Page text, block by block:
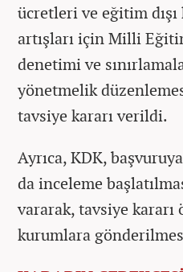
ücretleri ve eğitim
artışları için Milli
denetimi ve
yönetmelik
tavsiye kararı verildi.
Ayrıca, KDK,
da inceleme
vararak, tavsiye
kurumlara